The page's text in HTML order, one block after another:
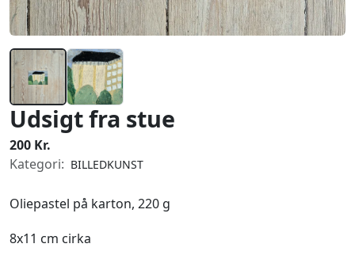
Udsigt fra stue
200 Kr.
Kategori: BILLEDKUNST
Oliepastel på karton, 220 g
8x11 cm cirka